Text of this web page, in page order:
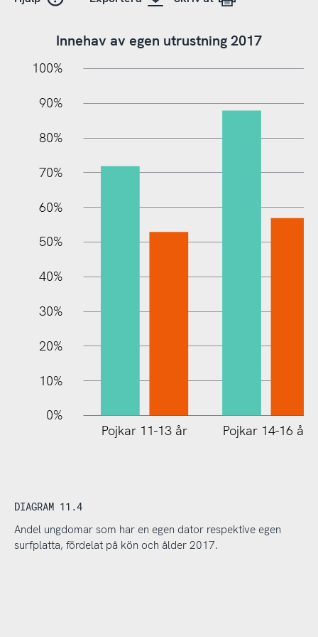
Innehav av egen utrustning 2017
10%
100%
90%
80%
70%
60%
50%
40%
30%
20%
10%
0%
Pojkar 11-13 år Pojkar 14-16 år
DIAGRAM 11.4
Andel ungdomar som har en egen dator respektive egen
surfplatta, fördelat på kön och ålder 2017.